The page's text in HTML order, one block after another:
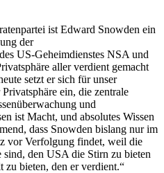
ist Edward Snowden ein
der
US-Geheimdienstes NSA und
aller verdient gemacht
setzt er sich für unser
ein, die zentrale
und
ist Macht, und absolutes Wissen
dass Snowden bislang nur im
vor Verfolgung findet, weil die
den USA die Stirn zu bieten
zu bieten, den er verdient.“